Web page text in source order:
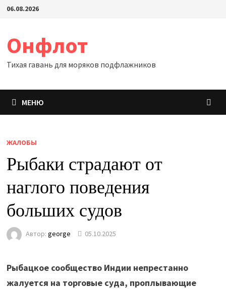
Перейти
06.08.2026
Онфлот
Тихая гавань для моряков подфлажников
МЕНЮ
ЖАЛОБЫ
Рыбаки страдают от
наглого поведения
больших судов
Автор: george 05.10.2025
Рыбацкое сообщество Индии непрестанно
жалуется на торговые суда, проплывающие